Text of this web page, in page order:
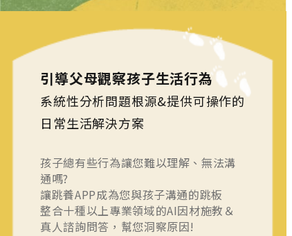
引導父母觀察孩子生活行為
系統性分析問題根源&提供可操作的
日常生活解決方案
孩子總有些行為讓您難以理解、無法溝
通嗎?
讓跳養APP成為您與孩子溝通的跳板
整合十種以上專業領域的AI因材施教＆
真人諮詢問答，幫您洞察原因!